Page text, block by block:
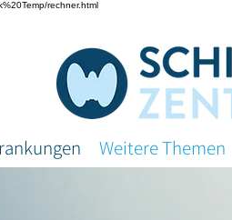
rechner.html
Weitere Themen